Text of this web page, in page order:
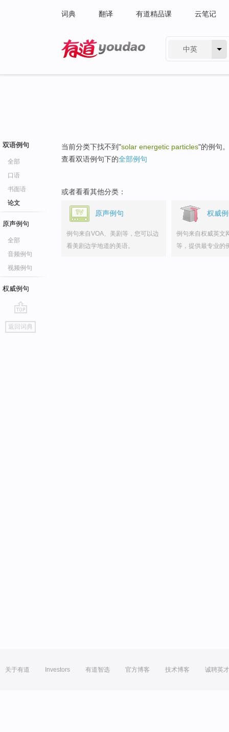
词典 翻译 有道精品课 云笔记
中英
双语例句
全部
口语
书面语
论文
原声例句
全部
音频例句
视频例句
权威例句
go
top
返回词典
当前分类下找不到"solar energetic particles"的例句。
查看双语例句下的全部例句
或者看看其他分类：
原声例句
例句来自VOA、美剧等，您可以边
看美剧边学地道的美语。
权威
例句来自权威英文
等，提供最专业的
关于有道 Investors 有道智选 官方博客 技术博客 诚聘英才